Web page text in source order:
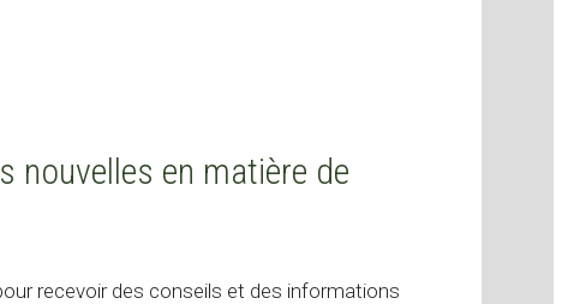
nouvelles en matière de
recevoir des conseils et des informations